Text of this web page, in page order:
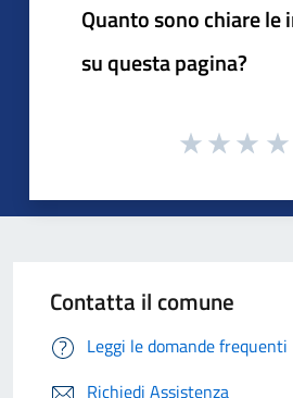
Quanto sono chiare
su questa pagina?
Contatta il comune
Leggi le domande frequenti
Richiedi Assistenza